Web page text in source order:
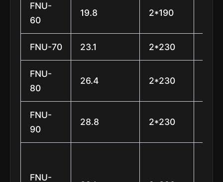
FNU-
60
19.8 2*190
FNU-70 23.1 2*230
FNU-
80
26.4 2*230
FNU-
90
28.8 2*230
FNU-